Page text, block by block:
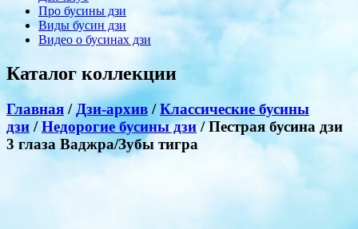
Про бусины дзи
Виды бусин дзи
Видео о бусинах дзи
Каталог коллекции
Главная /Дзи-архив /Классические бусины
дзи /Недорогие бусины дзи/ Пестрая бусина дзи
3 глаза Ваджра/Зубы тигра